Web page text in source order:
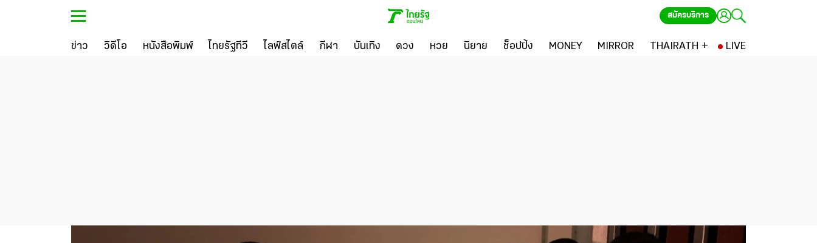
สมัครบริการ
ข่าว วิดีโอ หนังสือพิมพ์ ไทยรัฐทีวี ไลฟ์สไตล์ กีฬา บันเทิง ดวง หวย นิยาย ช็อปปิ้ง MONEY MIRROR THAIRATH + LIVE